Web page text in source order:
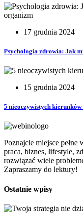
17 grudnia 2024
Psychologia zdrowia: Jak
15 grudnia 2024
5 nieoczywistych kierunków
Poznajcie miejsce
praca, biznes, lifestyle,
rozwiązać wiele
Zapraszamy do lektury!
Ostatnie wpisy